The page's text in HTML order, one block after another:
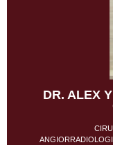
DR. ALEX